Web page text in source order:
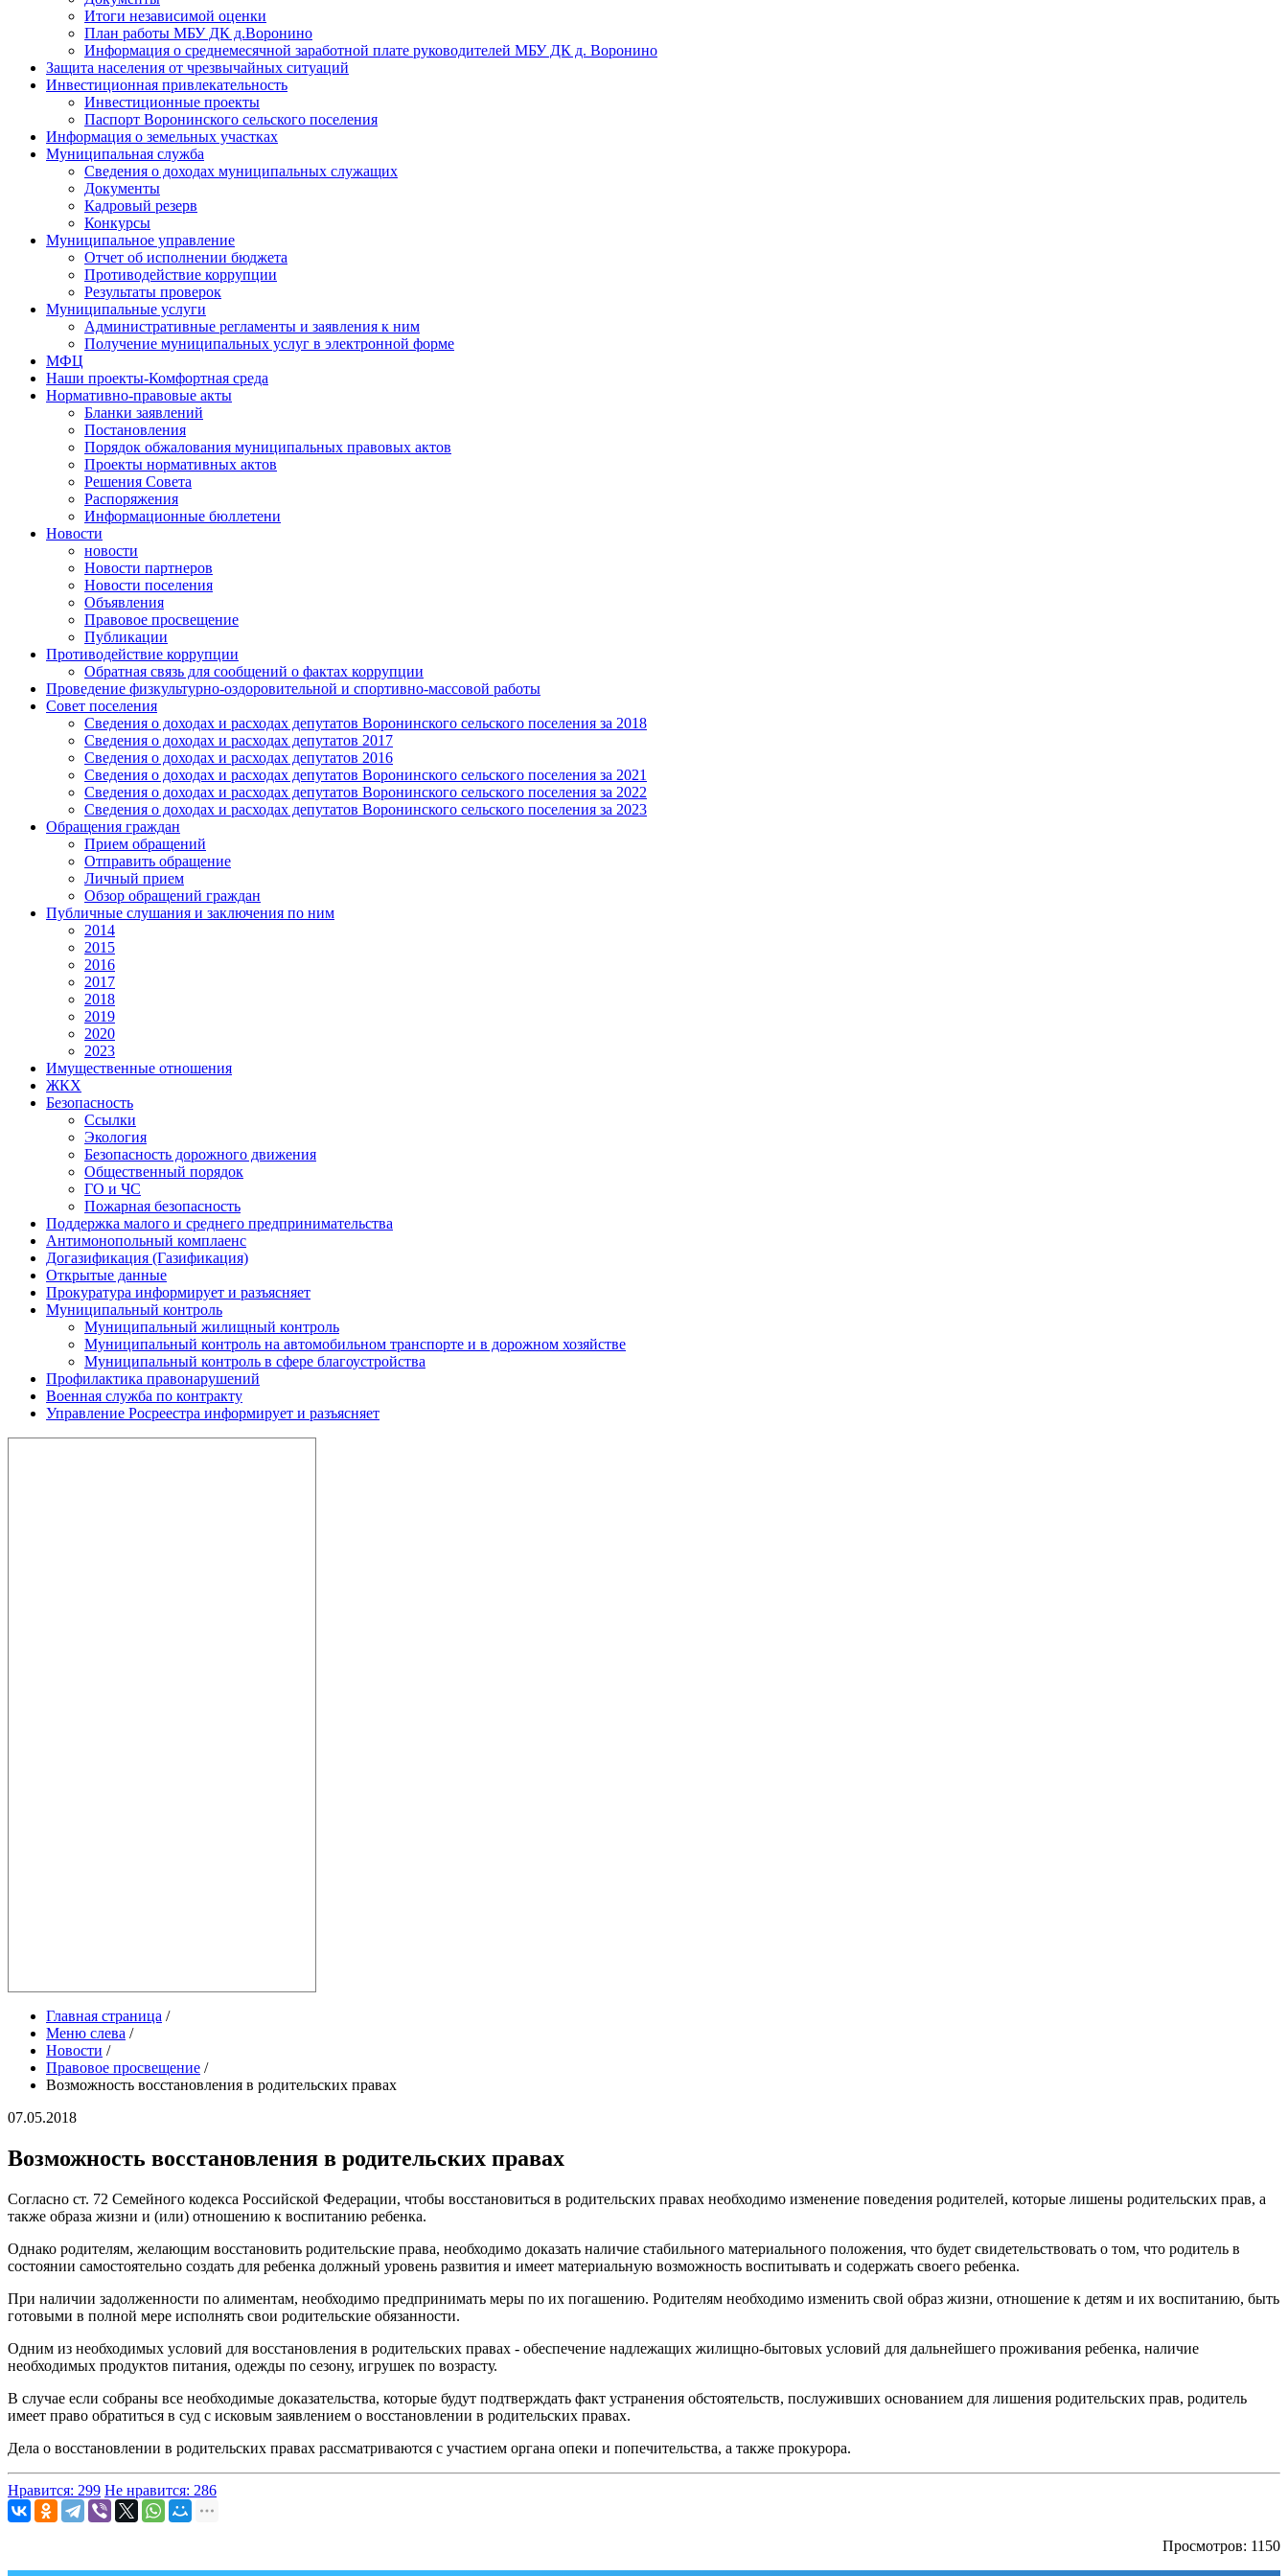
Итоги независимой оценки
План работы МБУ ДК д.Воронино
Информация о среднемесячной заработной плате руководителей МБУ ДК д. Воронино
Защита населения от чрезвычайных ситуаций
Инвестиционная привлекательность
Инвестиционные проекты
Паспорт Воронинского сельского поселения
Информация о земельных участках
Муниципальная служба
Сведения о доходах муниципальных служащих
Документы
Кадровый резерв
Конкурсы
Муниципальное управление
Отчет об исполнении бюджета
Противодействие коррупции
Результаты проверок
Муниципальные услуги
Административные регламенты и заявления к ним
Получение муниципальных услуг в электронной форме
МФЦ
Наши проекты-Комфортная среда
Нормативно-правовые акты
Бланки заявлений
Постановления
Порядок обжалования муниципальных правовых актов
Проекты нормативных актов
Решения Совета
Распоряжения
Информационные бюллетени
Новости
новости
Новости партнеров
Новости поселения
Объявления
Правовое просвещение
Публикации
Противодействие коррупции
Обратная связь для сообщений о фактах коррупции
Проведение физкультурно-оздоровительной и спортивно-массовой работы
Совет поселения
Сведения о доходах и расходах депутатов Воронинского сельского поселения за 2018
Сведения о доходах и расходах депутатов 2017
Сведения о доходах и расходах депутатов 2016
Сведения о доходах и расходах депутатов Воронинского сельского поселения за 2021
Сведения о доходах и расходах депутатов Воронинского сельского поселения за 2022
Сведения о доходах и расходах депутатов Воронинского сельского поселения за 2023
Обращения граждан
Прием обращений
Отправить обращение
Личный прием
Обзор обращений граждан
Публичные слушания и заключения по ним
2014
2015
2016
2017
2018
2019
2020
2023
Имущественные отношения
ЖКХ
Безопасность
Ссылки
Экология
Безопасность дорожного движения
Общественный порядок
ГО и ЧС
Пожарная безопасность
Поддержка малого и среднего предпринимательства
Антимонопольный комплаенс
Догазификация (Газификация)
Открытые данные
Прокуратура информирует и разъясняет
Муниципальный контроль
Муниципальный жилищный контроль
Муниципальный контроль на автомобильном транспорте и в дорожном хозяйстве
Муниципальный контроль в сфере благоустройства
Профилактика правонарушений
Военная служба по контракту
Управление Росреестра информирует и разъясняет
Главная страница /
Меню слева /
Новости /
Правовое просвещение /
Возможность восстановления в родительских правах
07.05.2018
Возможность восстановления в родительских правах
Согласно ст. 72 Семейного кодекса Российской Федерации, чтобы восстановиться в родительских правах необходимо изменение поведения родителей, которые лишены родительских прав, а
также образа жизни и (или) отношению к воспитанию ребенка.
Однако родителям, желающим восстановить родительские права, необходимо доказать наличие стабильного материального положения, что будет свидетельствовать о том, что родитель в
состоянии самостоятельно создать для ребенка должный уровень развития и имеет материальную возможность воспитывать и содержать своего ребенка.
При наличии задолженности по алиментам, необходимо предпринимать меры по их погашению. Родителям необходимо изменить свой образ жизни, отношение к детям и их воспитанию, быть
готовыми в полной мере исполнять свои родительские обязанности.
Одним из необходимых условий для восстановления в родительских правах - обеспечение надлежащих жилищно-бытовых условий для дальнейшего проживания ребенка, наличие
необходимых продуктов питания, одежды по сезону, игрушек по возрасту.
В случае если собраны все необходимые доказательства, которые будут подтверждать факт устранения обстоятельств, послуживших основанием для лишения родительских прав, родитель
имеет право обратиться в суд с исковым заявлением о восстановлении в родительских правах.
Дела о восстановлении в родительских правах рассматриваются с участием органа опеки и попечительства, а также прокурора.
Нравится: 299 Не нравится: 286
Просмотров: 1150